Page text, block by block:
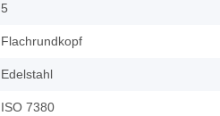
5
Flachrundkopf
Edelstahl
ISO 7380